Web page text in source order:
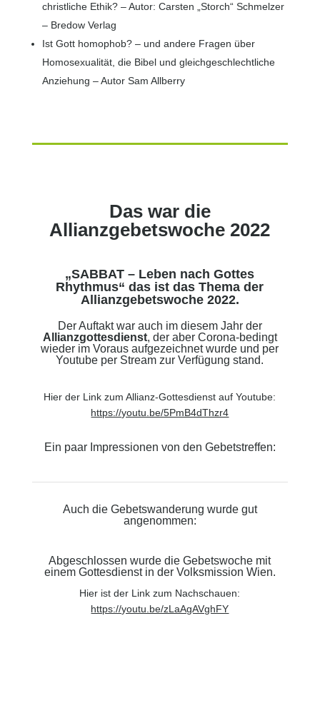
christliche Ethik? – Autor: Carsten „Storch“ Schmelzer
– Bredow Verlag
Ist Gott homophob? – und andere Fragen über
Homosexualität, die Bibel und gleichgeschlechtliche
Anziehung – Autor Sam Allberry
Das war die
Allianzgebetswoche 2022
„SABBAT – Leben nach Gottes
Rhythmus“ das ist das Thema der
Allianzgebetswoche 2022.
Der Auftakt war auch im diesem Jahr der
Allianzgottesdienst, der aber Corona-bedingt
wieder im Voraus aufgezeichnet wurde und per
Youtube per Stream zur Verfügung stand.
Hier der Link zum Allianz-Gottesdienst auf Youtube:
https://youtu.be/5PmB4dThzr4
Ein paar Impressionen von den Gebetstreffen:
Auch die Gebetswanderung wurde gut
angenommen:
Abgeschlossen wurde die Gebetswoche mit
einem Gottesdienst in der Volksmission Wien.
Hier ist der Link zum Nachschauen:
https://youtu.be/zLaAgAVghFY